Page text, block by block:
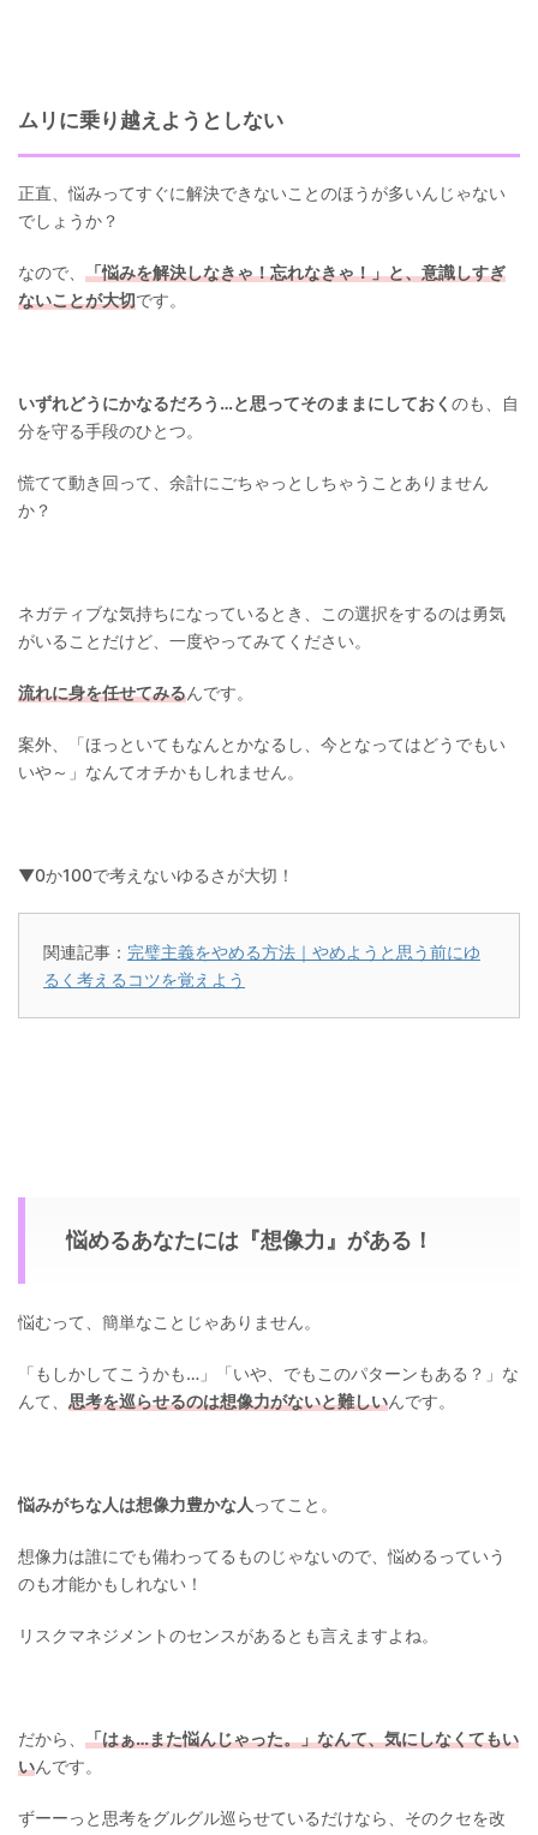
ムリに乗り越えようとしない
正直、悩みってすぐに解決できないことのほうが多いんじゃない
でしょうか？
なので、 「悩みを解決しなきゃ！忘れなきゃ！」と、意識しすぎ
ないことが大切です。
いずれどうにかなるだろう…と思ってそのままにしておく のも、自
分を守る手段のひとつ。
慌てて動き回って、余計にごちゃっとしちゃうことありません
か？
ネガティブな気持ちになっているとき、この選択をするのは勇気
がいることだけど、一度やってみてください。
流れに身を任せてみるんです。
案外、「ほっといてもなんとかなるし、今となってはどうでもい
いや～」なんてオチかもしれません。
▼0か100で考えないゆるさが大切！
関連記事： 完璧主義をやめる方法｜やめようと思う前にゆ
るく考えるコツを覚えよう
悩めるあなたには『想像力』がある！
悩むって、簡単なことじゃありません。
「もしかしてこうかも…」「いや、でもこのパターンもある？」な
んて、 思考を巡らせるのは想像力がないと難しいんです。
悩みがちな人は想像力豊かな人 ってこと。
想像力は誰にでも備わってるものじゃないので、悩めるっていう
のも才能かもしれない！
リスクマネジメントのセンスがあるとも言えますよね。
だから、 「はぁ…また悩んじゃった。」なんて、気にしなくてもい
いんです。
ずーーっと思考をグルグル巡らせているだけなら、そのクセを改